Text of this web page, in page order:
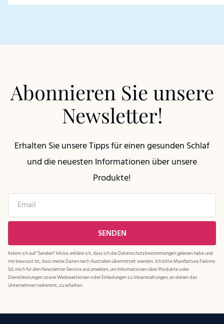
Abonnieren Sie unsere
Newsletter!
Erhalten Sie unsere Tipps für einen gesunden Schlaf
und die neuesten Informationen über unsere
Produkte!
Indem ich auf "Senden" klicke, erkläre ich, dass ich dieDatenschutzbestimmungengelesen habe und
mir bewusst ist, dass meine Daten nach Australien übermittelt werden. Ich bitte Manifattura Falomo
Srl, mich für den Newsletter-Service anzumelden, um Informationen über Produkte oder
Dienstleistungen sowie Werbeaktionen oder Einladungen zu Veranstaltungen, an denen das
Unternehmen teilnimmt, zu erhalten.